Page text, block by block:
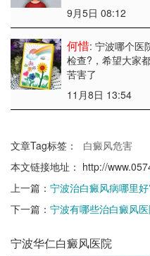
9月5日 08:12
何惜: 宁波哪个医
检查? ，希望大家
苦害了
11月8日 13:54
文章Tag标签：
白癜风危害
本文链接地址： http://
上一篇： 宁波治白癜风病哪里
下一篇： 宁波有哪些治白癜风
宁波华仁白癜风医院